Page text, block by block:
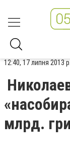
12:40, 17 липня 2013 р.
млрд.